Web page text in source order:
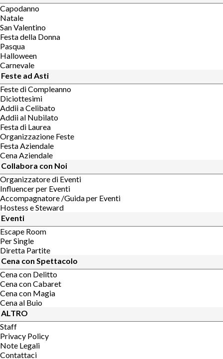
Capodanno
Natale
San Valentino
Festa della Donna
Pasqua
Halloween
Carnevale
Feste ad Asti
Feste di Compleanno
Diciottesimi
Addii a Celibato
Addii al Nubilato
Festa di Laurea
Organizzazione Feste
Festa Aziendale
Cena Aziendale
Collabora con Noi
Organizzatore di Eventi
Influencer per Eventi
Accompagnatore /Guida per Eventi
Hostess e Steward
Eventi
Escape Room
Per Single
Diretta Partite
Cena con Spettacolo
Cena con Delitto
Cena con Cabaret
Cena con Magia
Cena al Buio
ALTRO
Staff
Privacy Policy
Note Legali
Contattaci